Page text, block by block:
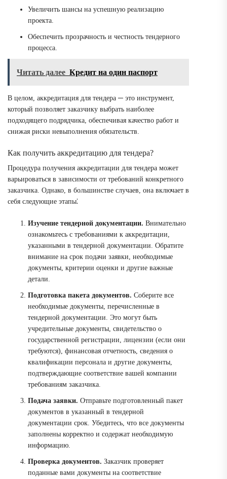
Увеличить шансы на успешную реализацию
проекта.
Обеспечить прозрачность и честность тендерного
процесса.
Читать далее Кредит на один паспорт
В целом, аккредитация для тендера ─ это инструмент,
который позволяет заказчику выбрать наиболее
подходящего подрядчика, обеспечивая качество работ и
снижая риски невыполнения обязательств.
Как получить аккредитацию для тендера?
Процедура получения аккредитации для тендера может
варьироваться в зависимости от требований конкретного
заказчика. Однако, в большинстве случаев, она включает в
себя следующие этапы⁚
Изучение тендерной документации. Внимательно
ознакомьтесь с требованиями к аккредитации,
указанными в тендерной документации. Обратите
внимание на срок подачи заявки, необходимые
документы, критерии оценки и другие важные
детали.
Подготовка пакета документов. Соберите все
необходимые документы, перечисленные в
тендерной документации. Это могут быть
учредительные документы, свидетельство о
государственной регистрации, лицензии (если они
требуются), финансовая отчетность, сведения о
квалификации персонала и другие документы,
подтверждающие соответствие вашей компании
требованиям заказчика.
Подача заявки. Отправьте подготовленный пакет
документов в указанный в тендерной
документации срок. Убедитесь, что все документы
заполнены корректно и содержат необходимую
информацию.
Проверка документов. Заказчик проверяет
поданные вами документы на соответствие